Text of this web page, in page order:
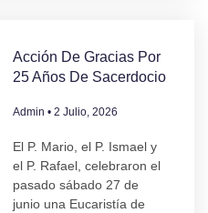
Acción De Gracias Por
25 Años De Sacerdocio
Admin 2 Julio, 2026
El P. Mario, el P. Ismael y
el P. Rafael, celebraron el
pasado sábado 27 de
junio una Eucaristía de